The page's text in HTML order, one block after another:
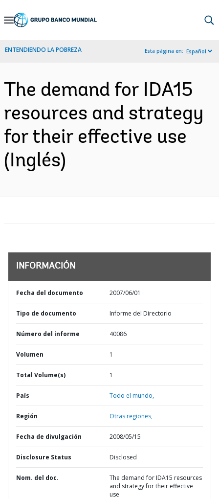
Skip
Navigation
ENTENDIENDO LA POBREZA Esta página en: Español
The demand for IDA15
resources and strategy
for their effective use
(Inglés)
INFORMACIÓN
Fecha del documento 2007/06/01
Tipo de documento Informe del Directorio
Número del informe 40086
Volumen 1
Total Volume(s) 1
País Todo el mundo,
Región Otras regiones,
Fecha de divulgación 2008/05/15
Disclosure Status Disclosed
Nom. del doc.
The demand for IDA15 resources
and strategy for their effective
use